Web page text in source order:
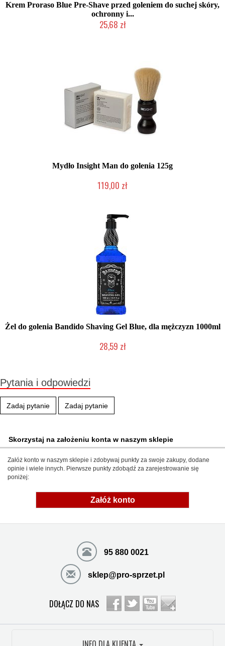
Krem Proraso Blue Pre-Shave przed goleniem do suchej skóry,
ochronny i...
25,68 zł
Mydło Insight Man do golenia 125g
119,00 zł
Żel do golenia Bandido Shaving Gel Blue, dla mężczyzn 1000ml
28,59 zł
Pytania i odpowiedzi
Zadaj pytanie Zadaj pytanie
Skorzystaj na założeniu konta w naszym sklepie
Załóż konto w naszym sklepie i zdobywaj punkty za swoje zakupy, dodane
opinie i wiele innych. Pierwsze punkty zdobądź za zarejestrowanie się
poniżej:
Załóż konto
95 880 0021
sklep@pro-sprzet.pl
DOŁĄCZ DO NAS